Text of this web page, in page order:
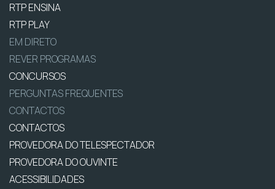
RTP ENSINA
RTP PLAY
EM DIRETO
REVER PROGRAMAS
CONCURSOS
PERGUNTAS FREQUENTES
CONTACTOS
CONTACTOS
PROVEDORA DO TELESPECTADOR
PROVEDORA DO OUVINTE
ACESSIBILIDADES